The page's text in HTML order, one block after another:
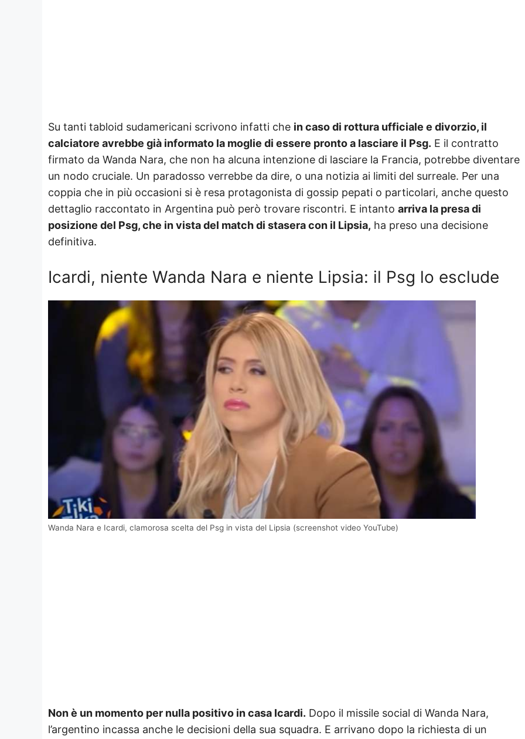
Su tanti tabloid sudamericani scrivono infatti che in caso di rottura ufficiale e divorzio, il
calciatore avrebbe già informato la moglie di essere pronto a lasciare il Psg. E il contratto
firmato da Wanda Nara, che non ha alcuna intenzione di lasciare la Francia, potrebbe diventare
un nodo cruciale. Un paradosso verrebbe da dire, o una notizia ai limiti del surreale. Per una
coppia che in più occasioni si è resa protagonista di gossip pepati o particolari, anche questo
dettaglio raccontato in Argentina può però trovare riscontri. E intanto arriva la presa di
posizione del Psg, che in vista del match di stasera con il Lipsia, ha preso una decisione
definitiva.
Icardi, niente Wanda Nara e niente Lipsia: il Psg lo esclude
Wanda Nara e Icardi, clamorosa scelta del Psg in vista del Lipsia (screenshot video YouTube)
Non è un momento per nulla positivo in casa Icardi. Dopo il missile social di Wanda Nara,
l’argentino incassa anche le decisioni della sua squadra. E arrivano dopo la richiesta di un